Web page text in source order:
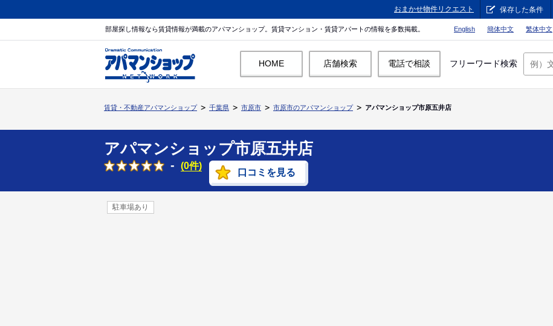
おまかせ物件リクエスト 保存した条件
部屋探し情報なら賃貸情報が満載のアパマンショップ。賃貸マンション・賃貸アパートの情報を多数掲載。 English 簡体中文 繁体中文
HOME 店舗検索 電話で相談 フリーワード検索
賃貸・不動産アパマンショップ 千葉県 市原市 市原市のアパマンショップ アパマンショップ市原五井店
アパマンショップ市原五井店
- (0件)
口コミを見る
駐車場あり